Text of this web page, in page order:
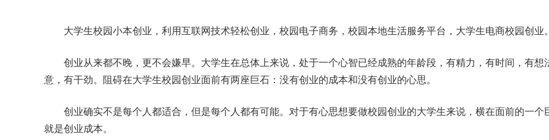
大学生校园小本创业，利用互联网技术轻松创业，校园电子商务，校园本地生活服务平台，大学生电商校园创业
创业从来都不晚，更不会嫌早。大学生在总体上来说，处于一个心智已经成熟的年龄段，有精力，有时间，有想
意，有干劲。阻碍在大学生校园创业面前有两座巨石：没有创业的成本和没有创业的心思。
创业确实不是每个人都适合，但是每个人都有可能。对于有心思想要做校园创业的大学生来说，横在面前的一个
就是创业成本。